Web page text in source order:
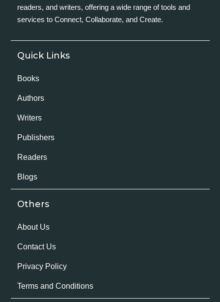
readers, and writers, offering a wide range of tools and
services to Connect, Collaborate, and Create.
Quick Links
Books
Authors
Writers
Publishers
Readers
Blogs
Others
About Us
Contact Us
Privacy Policy
Terms and Conditions